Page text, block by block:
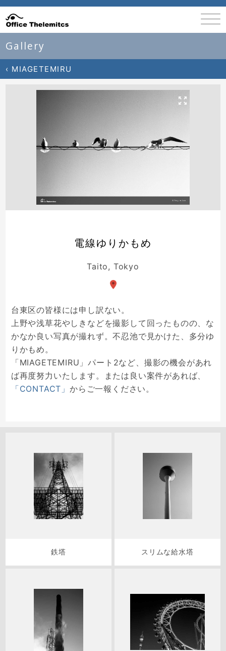
Gallery
‹ MIAGETEMIRU
電線ゆりかもめ
Taito, Tokyo
台東区の皆様には申し訳ない。
上野や浅草花やしきなどを撮影して回ったものの、な
かなか良い写真が撮れず。不忍池で見かけた、多分ゆ
りかもめ。
「MIAGETEMIRU」パート2など、撮影の機会があれ
ば再度努力いたします。または良い案件があれば、
「CONTACT」からご一報ください。
鉄塔 スリムな給水塔